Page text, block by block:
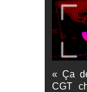
« Ça
CGT